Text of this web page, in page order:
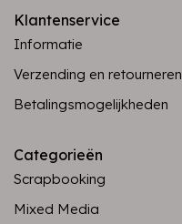
Klantenservice
Informatie
Verzending en retourneren
Betalingsmogelijkheden
Categorieën
Scrapbooking
Mixed Media